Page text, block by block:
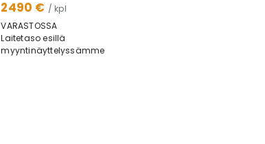
2490 € / kpl
VARASTOSSA
Laitetaso esillä
myyntinäyttelyssämme